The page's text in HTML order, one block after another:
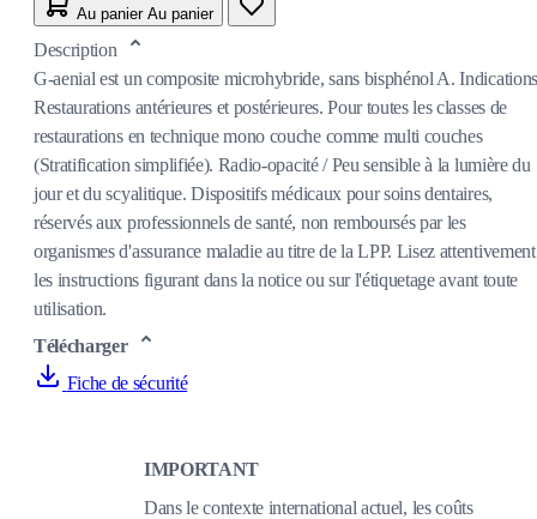
Au panier Au panier
Description
G-aenial est un composite microhybride, sans bisphénol A.
Restaurations antérieures et postérieures. Pour toutes les classes de
restaurations en technique mono couche comme multi couches
(Stratification simplifiée). Radio-opacité / Peu sensible à la lumière du
jour et du scyalitique. Dispositifs médicaux pour soins dentaires,
réservés aux professionnels de santé, non remboursés par les
organismes d'assurance maladie au titre de la LPP. Lisez attentivement
les instructions figurant dans la notice ou sur l'étiquetage avant toute
utilisation.
Télécharger
Fiche de sécurité
IMPORTANT
Dans le contexte international actuel, les coûts